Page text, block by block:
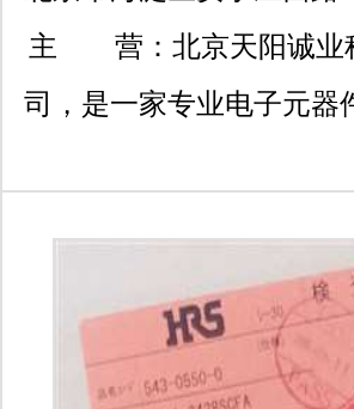
号院29号楼5层503室
主 营： 北京天阳诚业
司，是一家专业电子元器
产品。主要涉及的品牌有
molex、delphi、ket、
phoenix、harting、ti、